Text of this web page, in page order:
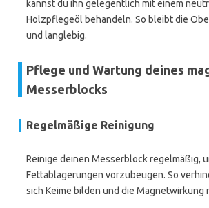
kannst du ihn gelegentlich mit einem
Holzpflegeöl behandeln. So bleibt die
und langlebig.
Pflege und Wartung deines
Messerblocks
Regelmäßige Reinigung
Reinige deinen Messerblock regelmäßig,
Fettablagerungen vorzubeugen. So
sich Keime bilden und die Magnetwirkung